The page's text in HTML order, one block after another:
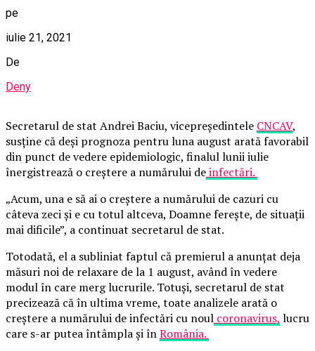
pe
iulie 21, 2021
De
Deny
Secretarul de stat Andrei Baciu, vicepreședintele CNCAV,
susține că deși prognoza pentru luna august arată favorabil
din punct de vedere epidemiologic, finalul lunii iulie
înergistrează o creștere a numărului deinfectări.
„Acum, una e să ai o creștere a numărului de cazuri cu
câteva zeci și e cu totul altceva, Doamne ferește, de situații
mai dificile”, a continuat secretarul de stat.
Totodată, el a subliniat faptul că premierul a anunțat deja
măsuri noi de relaxare de la 1 august, având în vedere
modul în care merg lucrurile. Totuși, secretarul de stat
precizează că în ultima vreme, toate analizele arată o
creștere a numărului de infectări cu noul coronavirus, lucru
care s-ar putea întâmpla și înRomânia.